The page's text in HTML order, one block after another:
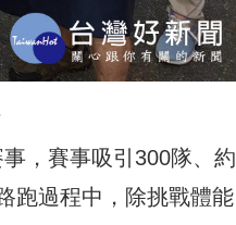
，賽事吸引300隊、約
跑過程中，除挑戰體能